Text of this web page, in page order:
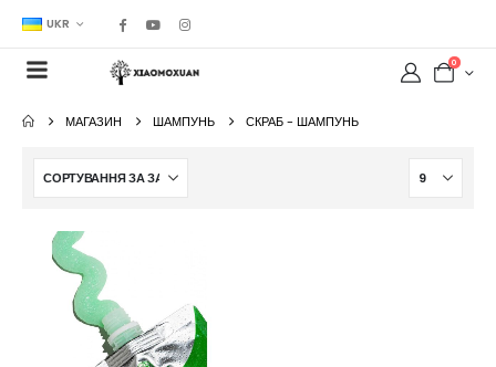
UKR
0
МАГАЗИН ШАМПУНЬ СКРАБ - ШАМПУНЬ